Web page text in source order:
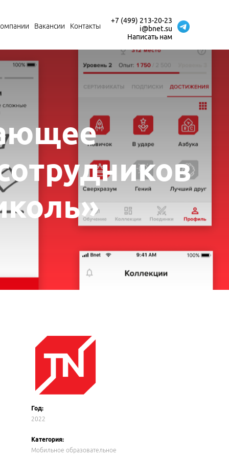
Вакансии Контакты
+7 (499) 213-20-23
i@bnet.su
Написать нам
Год:
2022
Категория:
Мобильное образовательное